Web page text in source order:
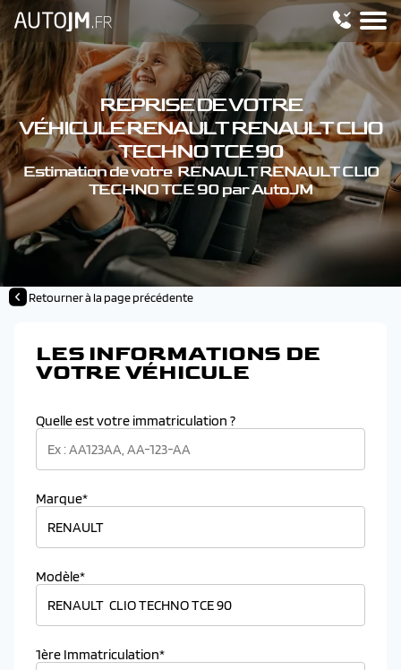
REPRISE DE VOTRE
VÉHICULE RENAULT RENAULT CLIO
TECHNO TCE 90
Estimation de votre RENAULT RENAULT CLIO
TECHNO TCE 90 par AutoJM
Retourner à la page précédente
LES INFORMATIONS DE
VOTRE VÉHICULE
Quelle est votre immatriculation ?
Marque*
Modèle*
1ère Immatriculation*